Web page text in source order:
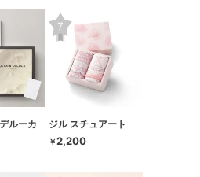
ルーカ ジル スチュアート
￥2,200